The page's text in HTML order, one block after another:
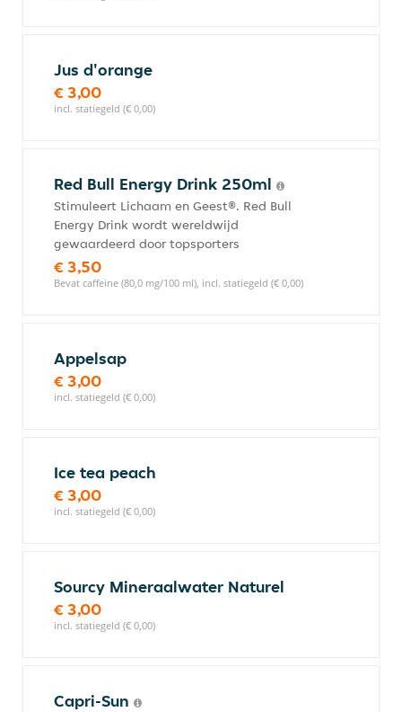
Jus d'orange
€ 3,00
incl. statiegeld (€ 0,00)
Red Bull Energy Drink 250ml
Stimuleert Lichaam en Geest®. Red Bull
Energy Drink wordt wereldwijd
gewaardeerd door topsporters
€ 3,50
Bevat caffeine (80,0 mg/100 ml), incl. statiegeld (€ 0,00)
Appelsap
€ 3,00
incl. statiegeld (€ 0,00)
Ice tea peach
€ 3,00
incl. statiegeld (€ 0,00)
Sourcy Mineraalwater Naturel
€ 3,00
incl. statiegeld (€ 0,00)
Capri-Sun